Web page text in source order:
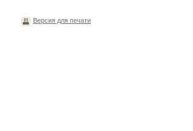
Версия для печати